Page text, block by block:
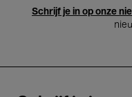
Schrijf je in op onze